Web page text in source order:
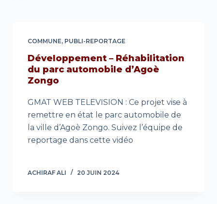
COMMUNE, PUBLI-REPORTAGE
Développement – Réhabilitation
du parc automobile d’Agoè
Zongo
GMAT WEB TELEVISION : Ce projet vise à
remettre en état le parc automobile de
la ville d’Agoè Zongo. Suivez l’équipe de
reportage dans cette vidéo
ACHIRAF ALI 20 JUIN 2024